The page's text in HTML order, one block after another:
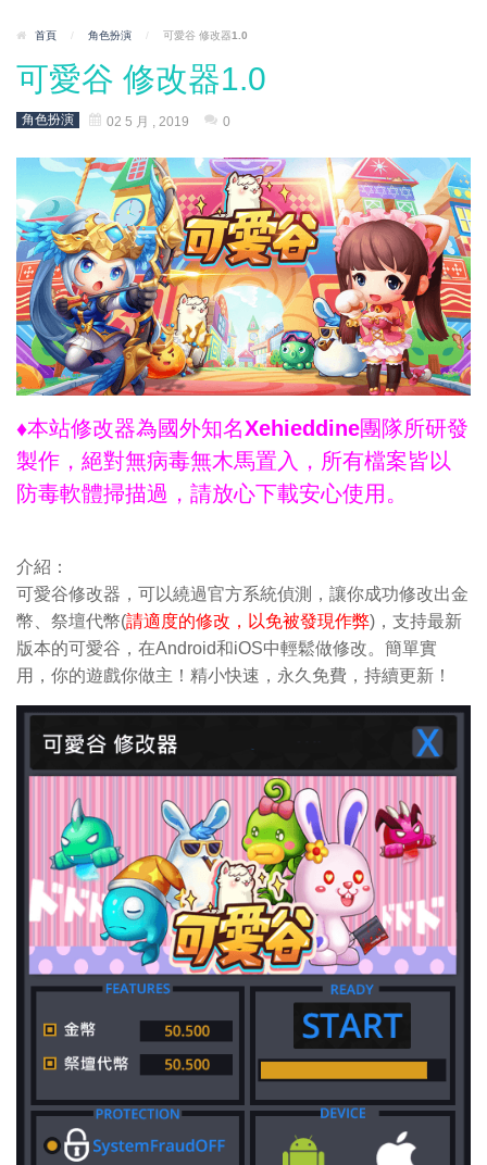
首頁 / 角色扮演 / 可愛谷 修改器1.0
可愛谷 修改器1.0
角色扮演 02 5 月 , 2019 0
♦本站修改器為國外知名Xehieddine團隊所研發
製作，絕對無病毒無木馬置入，所有檔案皆以
防毒軟體掃描過，請放心下載安心使用。
介紹：
可愛谷修改器，可以繞過官方系統偵測，讓你成功修改出金
幣、祭壇代幣(請適度的修改，以免被發現作弊)，支持最新
版本的可愛谷，在Android和iOS中輕鬆做修改。簡單實
用，你的遊戲你做主！精小快速，永久免費，持續更新！